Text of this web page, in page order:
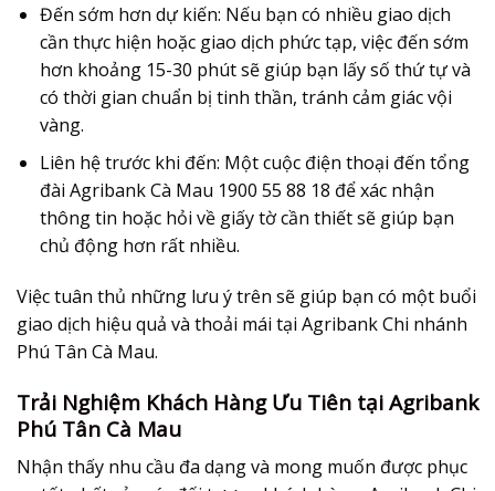
Đến sớm hơn dự kiến: Nếu bạn có nhiều giao dịch
cần thực hiện hoặc giao dịch phức tạp, việc đến sớm
hơn khoảng 15-30 phút sẽ giúp bạn lấy số thứ tự và
có thời gian chuẩn bị tinh thần, tránh cảm giác vội
vàng.
Liên hệ trước khi đến: Một cuộc điện thoại đến tổng
đài Agribank Cà Mau 1900 55 88 18 để xác nhận
thông tin hoặc hỏi về giấy tờ cần thiết sẽ giúp bạn
chủ động hơn rất nhiều.
Việc tuân thủ những lưu ý trên sẽ giúp bạn có một buổi
giao dịch hiệu quả và thoải mái tại Agribank Chi nhánh
Phú Tân Cà Mau.
Trải Nghiệm Khách Hàng Ưu Tiên tại Agribank
Phú Tân Cà Mau
Nhận thấy nhu cầu đa dạng và mong muốn được phục